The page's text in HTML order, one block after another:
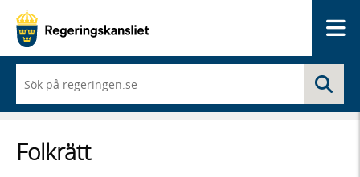
du
börjar
skriva
framträder
en
Folkrätt